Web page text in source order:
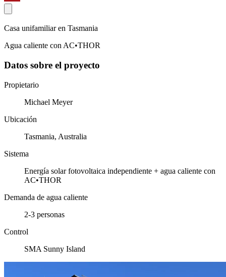
Casa unifamiliar en Tasmania
Agua caliente con AC•THOR
Datos sobre el proyecto
Propietario
Michael Meyer
Ubicación
Tasmania, Australia
Sistema
Energía solar fotovoltaica independiente + agua caliente con
AC•THOR
Demanda de agua caliente
2-3 personas
Control
SMA Sunny Island